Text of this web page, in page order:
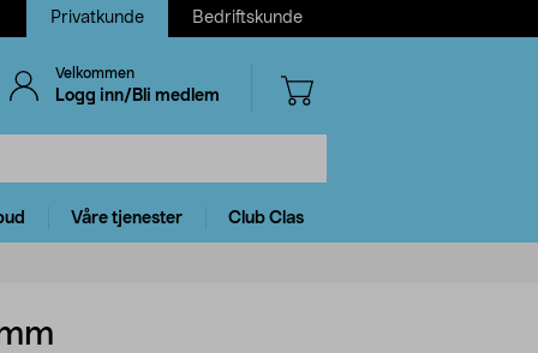
Privatkunde Bedriftskunde
Velkommen
Logg inn/Bli medlem
Våre tjenester Club Clas